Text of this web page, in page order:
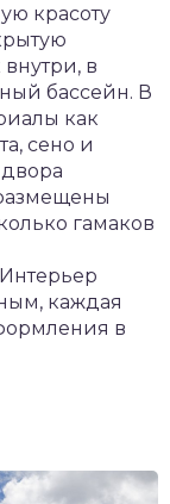
красоту
в
бассейн. В
как
сено и
гамаков
каждая
в